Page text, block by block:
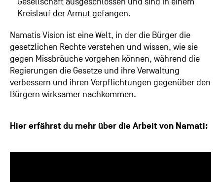
Kreislauf der Armut gefangen.
Namatis Vision ist eine Welt, in der die Bürger die
gesetzlichen Rechte verstehen und wissen, wie sie
gegen Missbräuche vorgehen können, während die
Regierungen die Gesetze und ihre Verwaltung
verbessern und ihren Verpflichtungen gegenüber den
Bürgern wirksamer nachkommen.
Hier erfährst du mehr über die Arbeit von Namati: